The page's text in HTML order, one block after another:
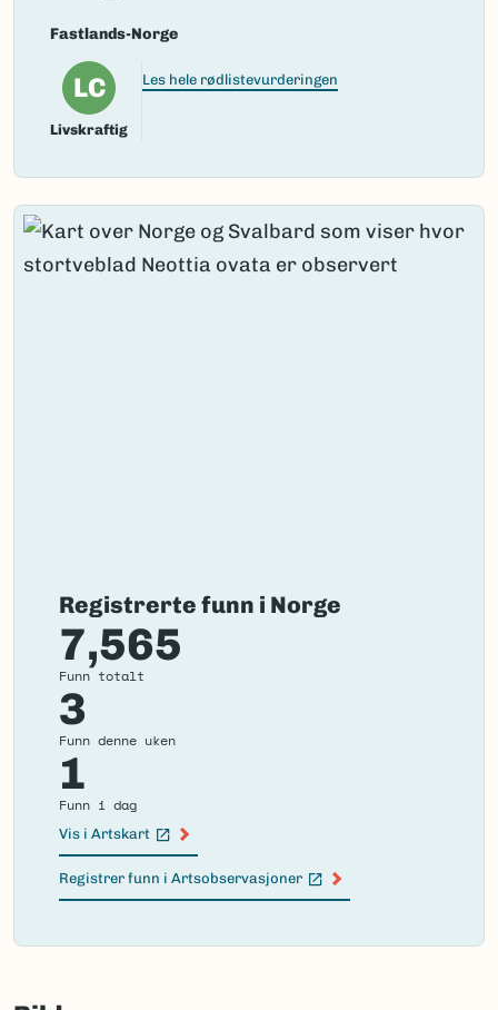
Fastlands-Norge
LC
Livskraftig
Les hele rødlistevurderingen
Registrerte funn i Norge
7,565
Funn totalt
3
Funn denne uken
1
Funn i dag
Vis i Artskart
(Ekstern lenke)
Registrer funn i Artsobservasjoner
(Ekstern lenke)
Failed